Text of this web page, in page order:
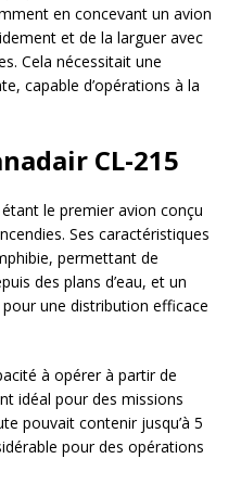
en concevant un avion
et de la larguer avec
Cela nécessitait une
capable d’opérations à la
CL-215
le premier avion conçu
Ses caractéristiques
permettant de
des plans d’eau, et un
une distribution efficace
à opérer à partir de
idéal pour des missions
pouvait contenir jusqu’à 5
pour des opérations